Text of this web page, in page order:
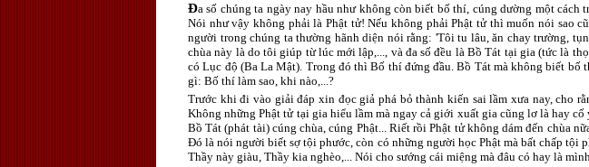
Đa số chúng ta ngày nay hầu như không còn biết bố thí, cúng dường một
Nói như vậy không phải là Phật tử! Nếu không phải Phật tử thì muốn nói sao
người trong chúng ta thường hãnh diện nói rằng: 'Tôi tu lâu, ăn chay trường,
chùa này là do tôi giúp từ lúc mới lập,..., và đa số đều là Bồ Tát tại gia (tức là
có Lục độ (Ba La Mật). Trong đó thì Bố thí đứng đầu. Bồ Tát mà không biết
gì: Bố thí làm sao, khi nào,...?
Trước khi đi vào giải đáp xin đọc giả phá bỏ thành kiến sai lầm xưa nay, cho
Không những Phật tử tại gia hiểu lầm mà ngay cả giới xuất gia cũng lơ là hay
Bồ Tát (phát tài) cúng chùa, cúng Phật... Riết rồi Phật tử không dám đến chùa
Ðó là nói người biết sợ tội phước, còn có những người học Phật mà bất chấp tội
Thầy này giàu, Thầy kia nghèo,... Nói cho sướng cái miệng mà đâu có hay là